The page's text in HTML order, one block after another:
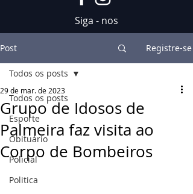
Siga - nos
Post Registre-se
Todos os posts
Esporte
Obituário
Policial
Politica
Todos os posts
Grupo de Idosos de
Palmeira faz visita ao
Corpo de Bombeiros
29 de mar. de 2023